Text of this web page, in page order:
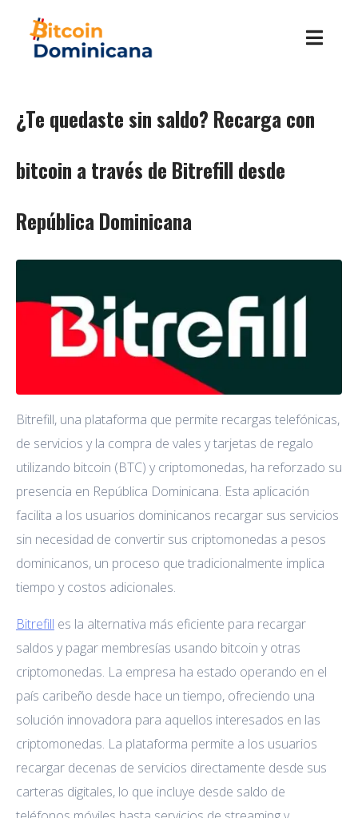
¿Te quedaste sin saldo? Recarga con
bitcoin a través de Bitrefill desde
República Dominicana
Bitrefill, una plataforma que permite recargas telefónicas,
de servicios y la compra de vales y tarjetas de regalo
utilizando bitcoin (BTC) y criptomonedas, ha reforzado su
presencia en República Dominicana. Esta aplicación
facilita a los usuarios dominicanos recargar sus servicios
sin necesidad de convertir sus criptomonedas a pesos
dominicanos, un proceso que tradicionalmente implica
tiempo y costos adicionales.
Bitrefill es la alternativa más eficiente para recargar
saldos y pagar membresías usando bitcoin y otras
criptomonedas. La empresa ha estado operando en el
país caribeño desde hace un tiempo, ofreciendo una
solución innovadora para aquellos interesados en las
criptomonedas. La plataforma permite a los usuarios
recargar decenas de servicios directamente desde sus
carteras digitales, lo que incluye desde saldo de